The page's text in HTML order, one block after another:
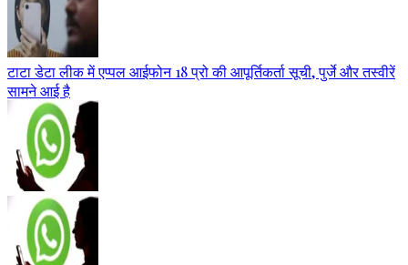
टाटा डेटा लीक में एप्पल आईफोन 18 प्रो की आपूर्तिकर्ता सूची, पुर्जे और तस्वीरें
सामने आई है